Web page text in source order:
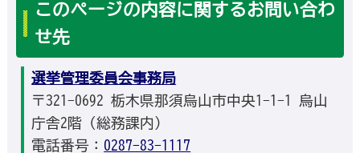
このページの内容に関するお問い合わ
せ先
選挙管理委員会事務局
〒321-0692 栃木県那須烏山市中央1-1-1 烏山
庁舎2階（総務課内）
電話番号： 0287-83-1117